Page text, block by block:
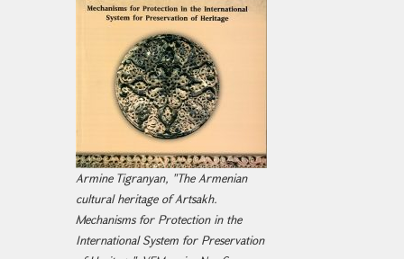
Armine Tigranyan, "The Armenian
cultural heritage of Artsakh.
Mechanisms for Protection in the
International System for Preservation